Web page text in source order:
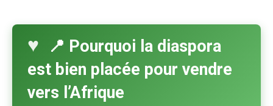
📍 Pourquoi la diaspora
est bien placée pour vendre
vers l’Afrique